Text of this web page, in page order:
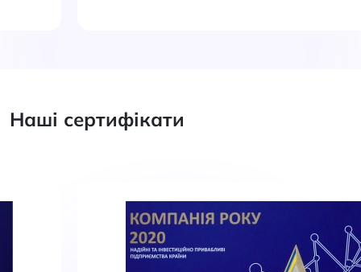
Наші сертифікати